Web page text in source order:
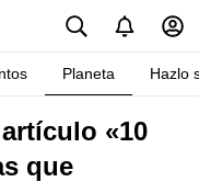
Planeta Hazlo
«10
que